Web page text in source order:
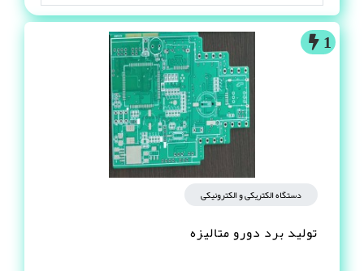
1
دستگاه الکتریکی و الکترونیکی
تولید برد دورو متالیزه